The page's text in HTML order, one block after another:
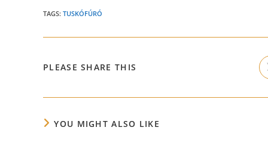
TAGS: TUSKÓFÚRÓ
PLEASE SHARE THIS
YOU MIGHT ALSO LIKE